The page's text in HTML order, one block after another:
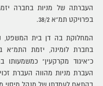
העברתה של מניות בחברה
בפרויקט תמ"א 38/2.
המחלוקת בה דן בית המשפט,
כ"איגוד מקרקעין" כמשמעותו
העברת מניות מהווה העברת